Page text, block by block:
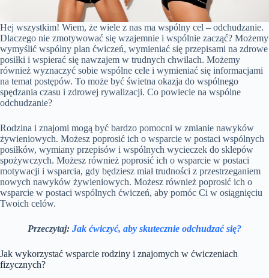
Hej wszystkim! Wiem, że wiele z nas ma wspólny cel – odchudzanie.
Dlaczego nie zmotywować się wzajemnie i wspólnie zacząć? Możemy
wymyślić wspólny plan ćwiczeń, wymieniać się przepisami na zdrowe
posiłki i wspierać się nawzajem w trudnych chwilach. Możemy
również wyznaczyć sobie wspólne cele i wymieniać się informacjami
na temat postępów. To może być świetna okazja do wspólnego
spędzania czasu i zdrowej rywalizacji. Co powiecie na wspólne
odchudzanie?
Rodzina i znajomi mogą być bardzo pomocni w zmianie nawyków
żywieniowych. Możesz poprosić ich o wsparcie w postaci wspólnych
posiłków, wymiany przepisów i wspólnych wycieczek do sklepów
spożywczych. Możesz również poprosić ich o wsparcie w postaci
motywacji i wsparcia, gdy będziesz miał trudności z przestrzeganiem
nowych nawyków żywieniowych. Możesz również poprosić ich o
wsparcie w postaci wspólnych ćwiczeń, aby pomóc Ci w osiągnięciu
Twoich celów.
Przeczytaj: Jak ćwiczyć, aby skutecznie odchudzać się?
Jak wykorzystać wsparcie rodziny i znajomych w ćwiczeniach
fizycznych?